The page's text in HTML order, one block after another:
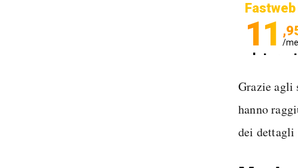
11 /
Grazie
hanno
dei